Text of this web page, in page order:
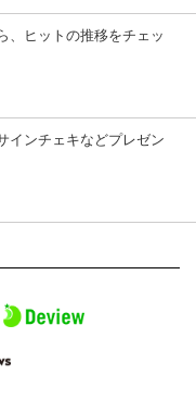
、ヒットの推移をチェッ
インチェキなどプレゼン